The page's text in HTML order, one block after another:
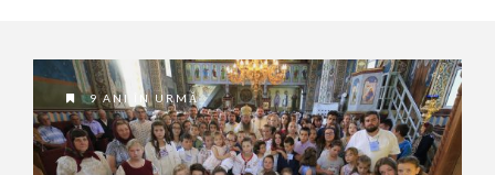
9 ANI ÎN URMĂ